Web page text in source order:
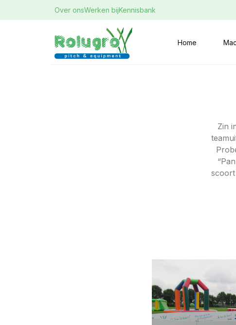
Over onsWerken bijKennisbank
Home
Zin